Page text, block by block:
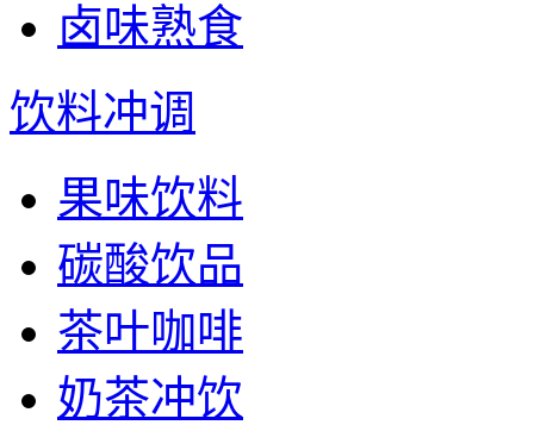
卤味熟食
饮料冲调
果味饮料
碳酸饮品
茶叶咖啡
奶茶冲饮